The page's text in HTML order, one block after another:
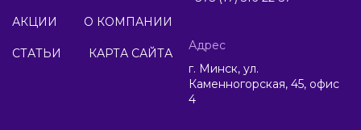
АКЦИИ О КОМПАНИИ
СТАТЬИ КАРТА САЙТА
Адрес
г. Минск, ул.
Каменногорская, 45, офис
4